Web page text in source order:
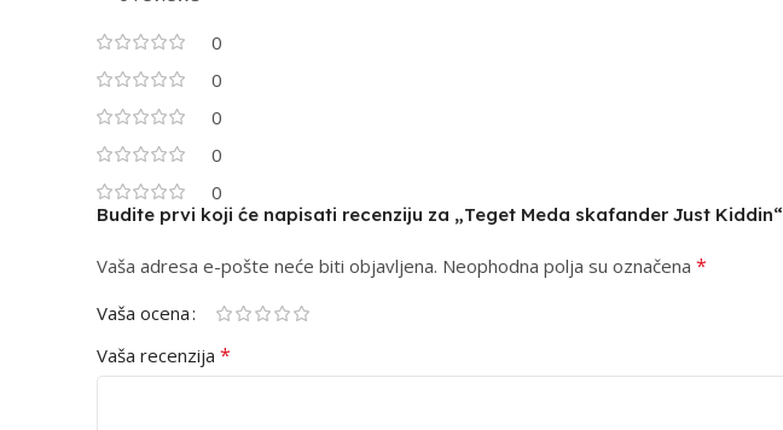
0
0
0
0
0
Budite prvi koji će napisati recenziju za „Teget Meda skafander Just Kiddin“
Vaša adresa e-pošte neće biti objavljena. Neophodna polja su označena *
Vaša ocena
Vaša recenzija *
Alternative: